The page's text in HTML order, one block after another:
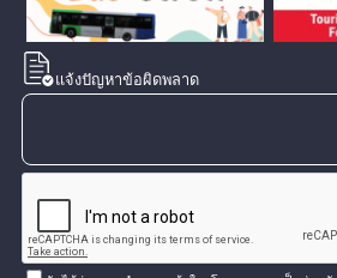
แจ้งปัญหาข้อผิดพลาด